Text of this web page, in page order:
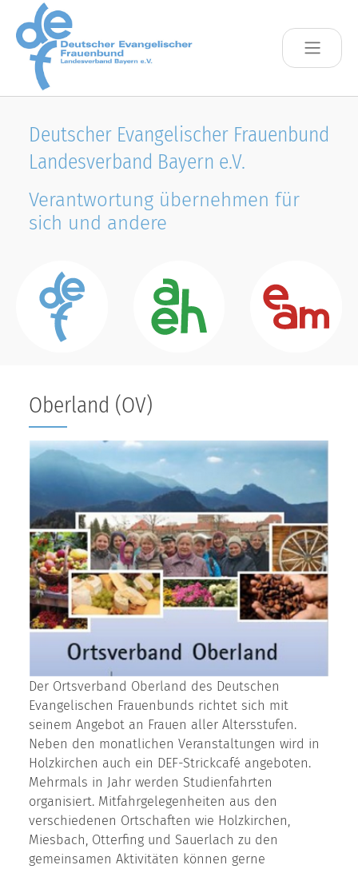
Skip to main content
Deutscher Evangelischer Frauenbund
Landesverband Bayern e.V.
Verantwortung übernehmen für
sich und andere
Oberland (OV)
Der Ortsverband Oberland des Deutschen
Evangelischen Frauenbunds richtet sich mit
seinem Angebot an Frauen aller Altersstufen.
Neben den monatlichen Veranstaltungen wird in
Holzkirchen auch ein DEF-Strickcafé angeboten.
Mehrmals in Jahr werden Studienfahrten
organisiert. Mitfahrgelegenheiten aus den
verschiedenen Ortschaften wie Holzkirchen,
Miesbach, Otterfing und Sauerlach zu den
gemeinsamen Aktivitäten können gerne